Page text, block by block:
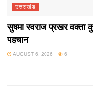
उत्तराखंड
सुषमा स्वराज प्रखर वक्ता
पहचान
AUGUST 6, 2026 6